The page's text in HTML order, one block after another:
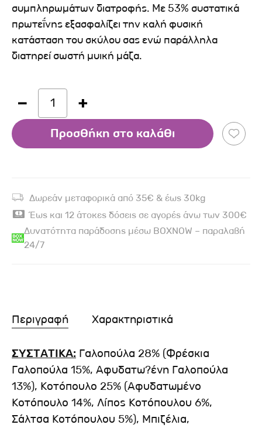
συμπληρωμάτων διατροφής. Με 53% συστατικά
πρωτεΐνης εξασφαλίζει την καλή φυσική
κατάσταση του σκύλου σας ενώ παράλληλα
διατηρεί σωστή μυική μάζα.
1
Προσθήκη στο καλάθι
Δωρεάν μεταφορικά από 35€ & έως 30kg
Έως και 12 άτοκες δόσεις σε αγορές άνω των 300€
Δυνατότητα παράδοσης μέσω BOXNOW – παραλαβή
24/7
Περιγραφή Χαρακτηριστικά
ΣΥΣΤΑΤΙΚΑ: Γαλοπούλα 28% (Φρέσκια
Γαλοπούλα 15%, Αφυδατω?ένη Γαλοπούλα
13%), Κοτόπουλο 25% (Αφυδατωμένο
Κοτόπουλο 14%, Λίπος Κοτόπουλου 6%,
Σάλτσα Κοτόπουλου 5%), Μπιζέλια,